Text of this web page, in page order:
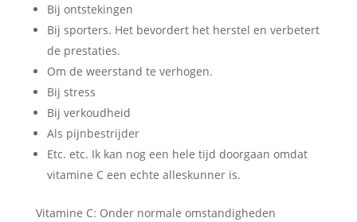
Bij ontstekingen
Bij sporters. Het bevordert het herstel en verbetert
de prestaties.
Om de weerstand te verhogen.
Bij stress
Bij verkoudheid
Als pijnbestrijder
Etc. etc. Ik kan nog een hele tijd doorgaan omdat
vitamine C een echte alleskunner is.
Vitamine C: Onder normale omstandigheden